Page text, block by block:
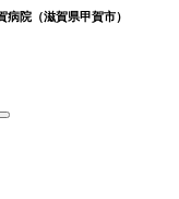
院（滋賀県甲賀市）